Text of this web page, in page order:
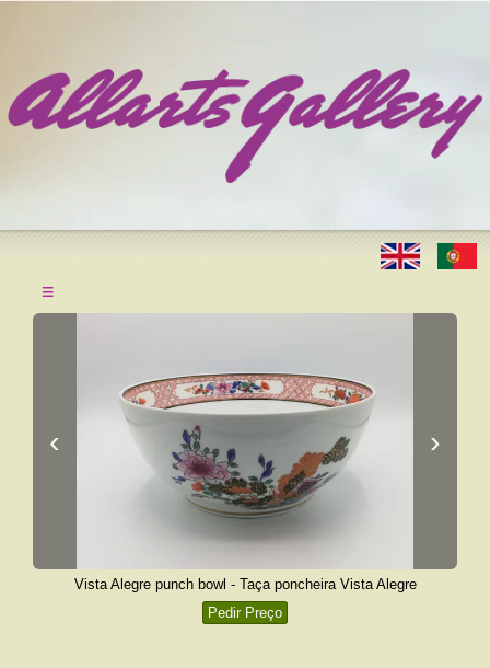
≡
‹ ›
Vista Alegre punch bowl - Taça poncheira Vista Alegre
Pedir Preço